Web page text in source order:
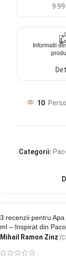
9.99
Informatii
10
Categorii:
3 recenzii pentru
ml – Inspirat din
Mihail Ramon Zinz